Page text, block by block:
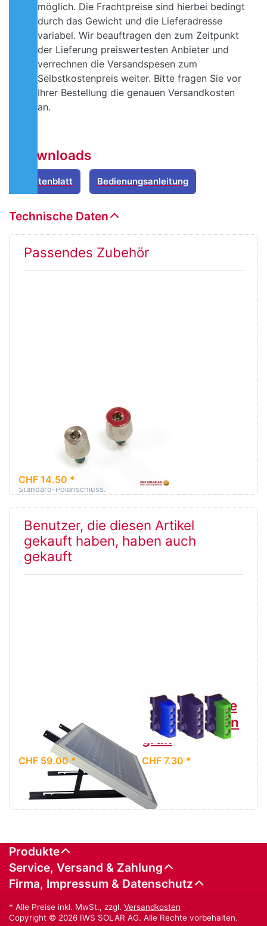
möglich. Die Frachtpreise sind hierbei bedingt
durch das Gewicht und die Lieferadresse
variabel. Wir beauftragen den zum Zeitpunkt
der Lieferung preiswertesten Anbieter und
verrechnen die Versandspesen zum
Selbstkostenpreis weiter. Bitte fragen Sie vor
Ihrer Bestellung die genauen Versandkosten
an.
Downloads
Datenblatt Bedienungsanleitung
Technische Daten
Passendes Zubehör
Adapter Set +/-
M8 Gewinde
Batteriepol-Adapter Set.
Bestehend aus 2 Stk. Pol-
Adapter von M8
Innengewinde auf
Standard-Polanschluss.
CHF 14.50 *
Benutzer, die diesen Artikel
gekauft haben, haben auch
gekauft
ALU für 1
Solarmodul
CHF 59.00 *
Klemmenleiste
mit 4 Klemmen
grün
CHF 7.30 *
Produkte
Service, Versand & Zahlung
Firma, Impressum & Datenschutz
* Alle Preise inkl. MwSt., zzgl. Versandkosten
Copyright © 2026 IWS SOLAR AG. Alle Rechte vorbehalten.